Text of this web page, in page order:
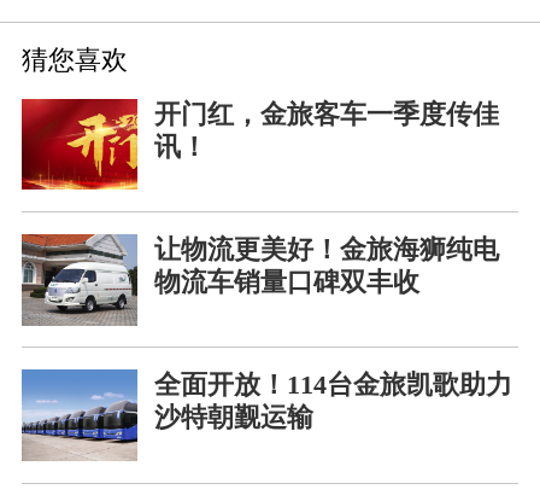
猜您喜欢
开门红，金旅客车一季度传佳
讯！
让物流更美好！金旅海狮纯电
物流车销量口碑双丰收
全面开放！114台金旅凯歌助力
沙特朝觐运输